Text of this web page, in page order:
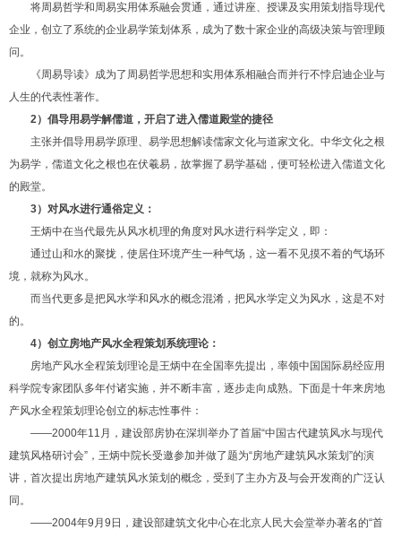
将周易哲学和周易实用体系融会贯通，通过讲座、授课及实用策划指导现代
企业，创立了系统的企业易学策划体系，成为了数十家企业的高级决策与管理顾
问。
《周易导读》成为了周易哲学思想和实用体系相融合而并行不悖启迪企业与
人生的代表性著作。
2）倡导用易学解儒道，开启了进入儒道殿堂的捷径
主张并倡导用易学原理、易学思想解读儒家文化与道家文化。中华文化之根
为易学，儒道文化之根也在伏羲易，故掌握了易学基础，便可轻松进入儒道文化
的殿堂。
3）对风水进行通俗定义：
王炳中在当代最先从风水机理的角度对风水进行科学定义，即：
通过山和水的聚拢，使居住环境产生一种气场，这一看不见摸不着的气场环
境，就称为风水。
而当代更多是把风水学和风水的概念混淆，把风水学定义为风水，这是不对
的。
4）创立房地产风水全程策划系统理论：
房地产风水全程策划理论是王炳中在全国率先提出，率领中国国际易经应用
科学院专家团队多年付诸实施，并不断丰富，逐步走向成熟。下面是十年来房地
产风水全程策划理论创立的标志性事件：
——2000年11月，建设部房协在深圳举办了首届“中国古代建筑风水与现代
建筑风格研讨会”，王炳中院长受邀参加并做了题为“房地产建筑风水策划”的演
讲，首次提出房地产建筑风水策划的概念，受到了主办方及与会开发商的广泛认
同。
——2004年9月9日，建设部建筑文化中心在北京人民大会堂举办著名的“首